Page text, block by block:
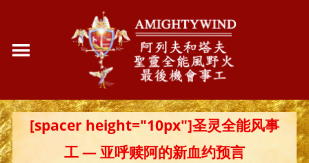
[spacer height="10px"]圣灵全能风事
工 — 亚呼赎阿的新血约预言